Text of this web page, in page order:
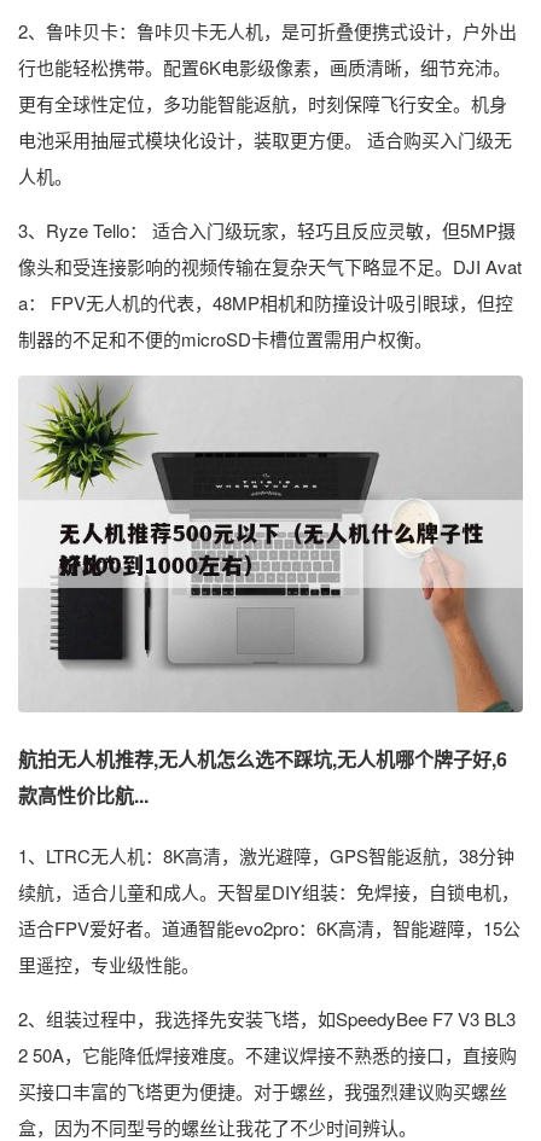
2、鲁咔贝卡：鲁咔贝卡无人机，是可折叠便携式设计，户外出
行也能轻松携带。配置6K电影级像素，画质清晰，细节充沛。
更有全球性定位，多功能智能返航，时刻保障飞行安全。机身
电池采用抽屉式模块化设计，装取更方便。 适合购买入门级无
人机。
3、Ryze Tello： 适合入门级玩家，轻巧且反应灵敏，但5MP摄
像头和受连接影响的视频传输在复杂天气下略显不足。DJI Avat
a： FPV无人机的代表，48MP相机和防撞设计吸引眼球，但控
制器的不足和不便的microSD卡槽位置需用户权衡。
航拍无人机推荐,无人机怎么选不踩坑,无人机哪个牌子好,6
款高性价比航...
1、LTRC无人机：8K高清，激光避障，GPS智能返航，38分钟
续航，适合儿童和成人。天智星DIY组装：免焊接，自锁电机，
适合FPV爱好者。道通智能evo2pro：6K高清，智能避障，15公
里遥控，专业级性能。
2、组装过程中，我选择先安装飞塔，如SpeedyBee F7 V3 BL3
2 50A，它能降低焊接难度。不建议焊接不熟悉的接口，直接购
买接口丰富的飞塔更为便捷。对于螺丝，我强烈建议购买螺丝
盒，因为不同型号的螺丝让我花了不少时间辨认。